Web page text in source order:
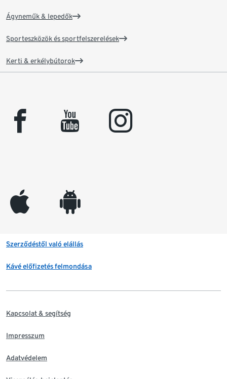
Ágyneműk & lepedők
Sporteszközök és sportfelszerelések
Kerti & erkélybútorok
facebook youtube instagram
appleinc android
Szerződéstől való elállás
Kávé előfizetés felmondása
Kapcsolat & segítség
Impresszum
Adatvédelem